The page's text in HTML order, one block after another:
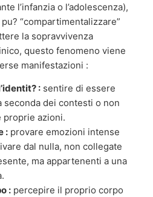
l’infanzia o l’adolescenza),
“compartimentalizzare”
la sopravvivenza
questo fenomeno viene
manifestazioni :
: sentire di essere
seconda dei contesti o non
proprie azioni.
: provare emozioni intense
dal nulla, non collegate
ma appartenenti a una
: percepire il proprio corpo